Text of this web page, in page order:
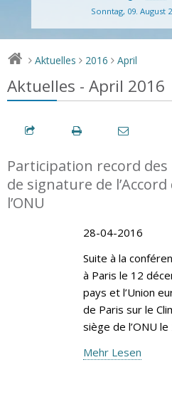
Sonntag, 09. August
> Aktuelles > 2016 > April
Aktuelles - April 2016
Participation record
de signature de
l’ONU
28-04-2016
Suite à la
à Paris le 12
pays et l’Union
de Paris sur le
siège de l’ONU
Mehr Lesen